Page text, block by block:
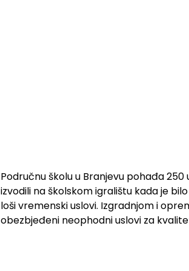
Područnu školu u Branjevu pohađa
izvodili na školskom igralištu kada je
loši vremenski uslovi. Izgradnjom i
obezbjeđeni neophodni uslovi za